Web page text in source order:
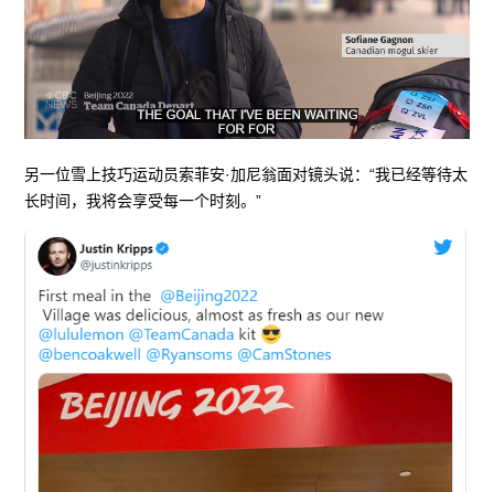
另一位雪上技巧运动员索菲安·加尼翁面对镜头说：“我已经等待太
长时间，我将会享受每一个时刻。”